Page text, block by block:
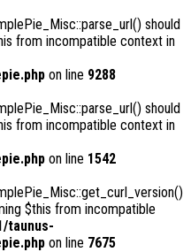
should
from incompatible context in
on line 9288
should
from incompatible context in
on line 1542
$this from incompatible
taunus-
on line 7675